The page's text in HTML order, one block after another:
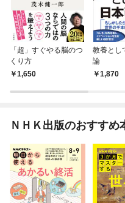
「超」すぐやる脳のつ
くり方
1,650
教養とし
論
1,870
ＮＨＫ出版のおすすめ